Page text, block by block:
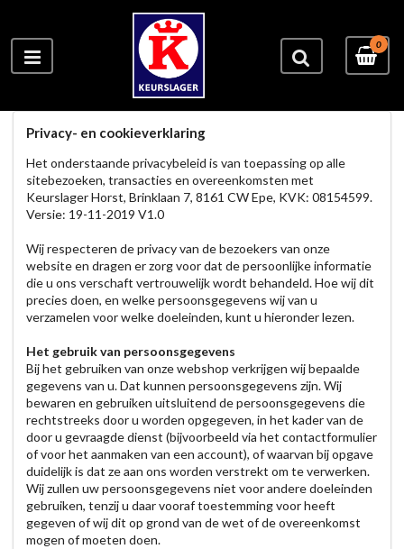
0
Privacy- en cookieverklaring
Het onderstaande privacybeleid is van toepassing op alle
sitebezoeken, transacties en overeenkomsten met
Keurslager Horst, Brinklaan 7, 8161 CW Epe, KVK: 08154599.
Versie: 19-11-2019 V1.0
Wij respecteren de privacy van de bezoekers van onze
website en dragen er zorg voor dat de persoonlijke informatie
die u ons verschaft vertrouwelijk wordt behandeld. Hoe wij dit
precies doen, en welke persoonsgegevens wij van u
verzamelen voor welke doeleinden, kunt u hieronder lezen.
Het gebruik van persoonsgegevens
Bij het gebruiken van onze webshop verkrijgen wij bepaalde
gegevens van u. Dat kunnen persoonsgegevens zijn. Wij
bewaren en gebruiken uitsluitend de persoonsgegevens die
rechtstreeks door u worden opgegeven, in het kader van de
door u gevraagde dienst (bijvoorbeeld via het contactformulier
of voor het aanmaken van een account), of waarvan bij opgave
duidelijk is dat ze aan ons worden verstrekt om te verwerken.
Wij zullen uw persoonsgegevens niet voor andere doeleinden
gebruiken, tenzij u daar vooraf toestemming voor heeft
gegeven of wij dit op grond van de wet of de overeenkomst
mogen of moeten doen.